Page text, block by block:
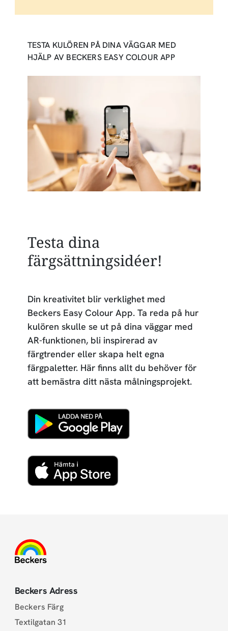
TESTA KULÖREN PÅ DINA VÄGGAR MED
HJÄLP AV BECKERS EASY COLOUR APP
Testa dina
färgsättningsidéer!
Din kreativitet blir verklighet med
Beckers Easy Colour App. Ta reda på hur
kulören skulle se ut på dina väggar med
AR-funktionen, bli inspirerad av
färgtrender eller skapa helt egna
färgpaletter. Här finns allt du behöver för
att bemästra ditt nästa målningsprojekt.
Beckers Adress
Beckers Färg
Textilgatan 31